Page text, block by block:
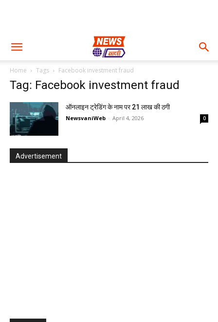
Home Tags Facebook investment fraud
Tag: Facebook investment fraud
ऑनलाइन ट्रेडिंग के नाम पर 21 लाख की ठगी
NewsvaniWeb - April 4, 2026 0
Advertisement